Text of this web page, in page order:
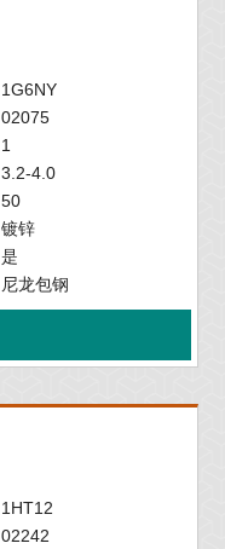
1G6NY
02075
1
3.2-4.0
50
镀锌
是
尼龙包钢
1HT12
02242